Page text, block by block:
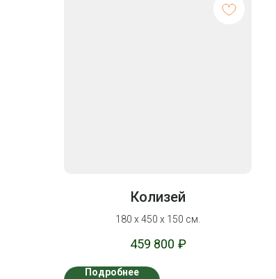
Колизей
180 х 450 х 150 см.
459 800 ₽
Подробнее